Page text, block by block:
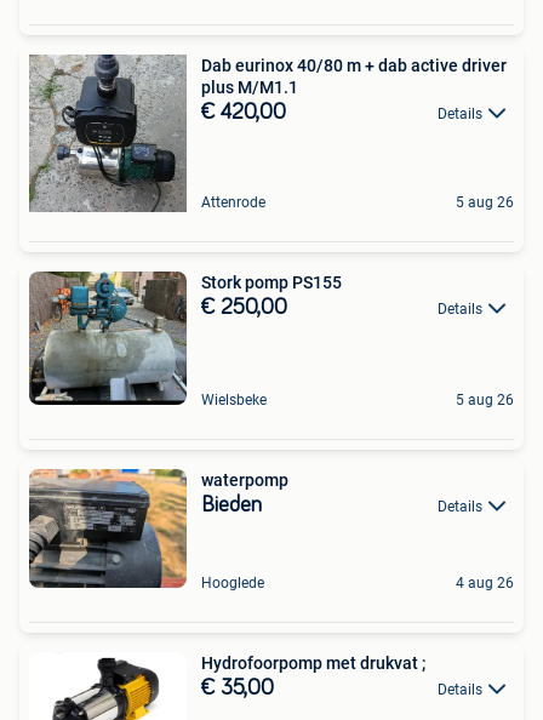
Dab eurinox 40/80 m + dab active driver
plus M/M1.1
€ 420,00 Details
Attenrode 5 aug 26
Stork pomp PS155
€ 250,00 Details
Wielsbeke 5 aug 26
waterpomp
Bieden Details
Hooglede 4 aug 26
Hydrofoorpomp met drukvat ;
€ 35,00 Details